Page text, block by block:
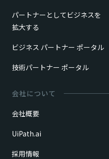
パートナーとしてビジネスを
拡大する
ビジネス パートナー ポータル
技術パートナー ポータル
会社について
会社概要
UiPath.ai
採用情報